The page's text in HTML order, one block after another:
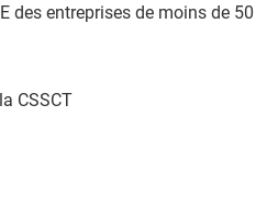
des entreprises de moins de 50
CSSCT